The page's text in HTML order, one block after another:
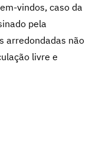
vindos, caso da
pela
arredondadas não
livre e